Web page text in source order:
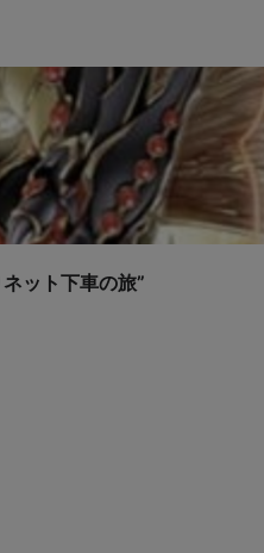
ット下車の旅”